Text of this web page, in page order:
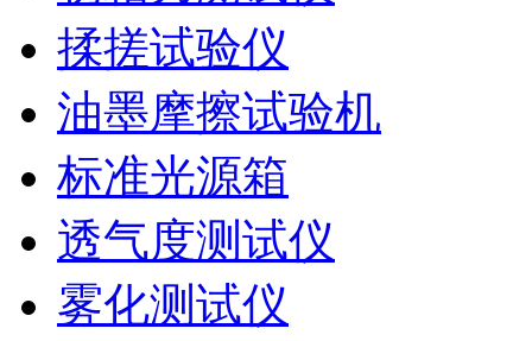
揉搓试验仪
油墨摩擦试验机
标准光源箱
透气度测试仪
雾化测试仪